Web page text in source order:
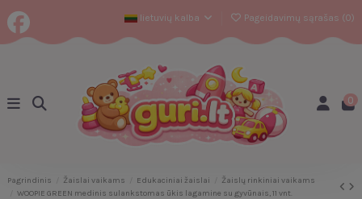
lietuvių kalba Pageidavimų sąrašas (0)
0
Pagrindinis Žaislai vaikams Edukaciniai žaislai
Žaislų rinkiniai vaikams
WOOPIE GREEN medinis sulankstomas ūkis lagamine su gyvūnais, 11 vnt.